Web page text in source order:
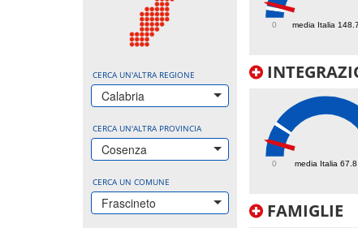
CERCA UN'ALTRA REGIONE
Calabria
CERCA UN'ALTRA PROVINCIA
Cosenza
CERCA UN COMUNE
Frascineto
media Italia 148.7
0
media Italia 67.8
0
FAMIGLIE